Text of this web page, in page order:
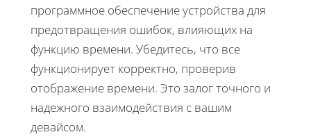
программное обеспечение устройства для
предотвращения ошибок, влияющих на
функцию времени. Убедитесь, что все
функционирует корректно, проверив
отображение времени. Это залог точного и
надежного взаимодействия с вашим
девайсом.